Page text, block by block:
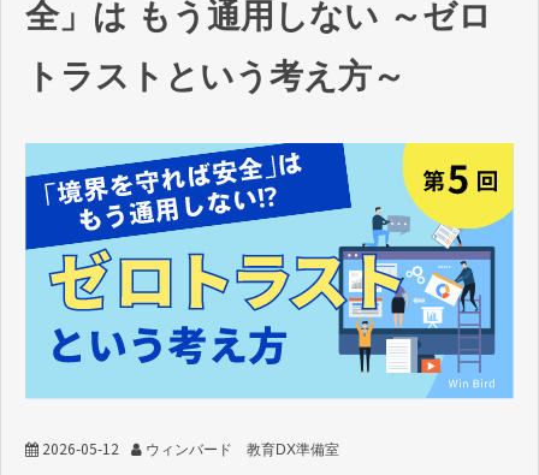
全」は もう通用しない ～ゼロ
トラストという考え方～
2026-05-12 ウィンバード 教育DX準備室